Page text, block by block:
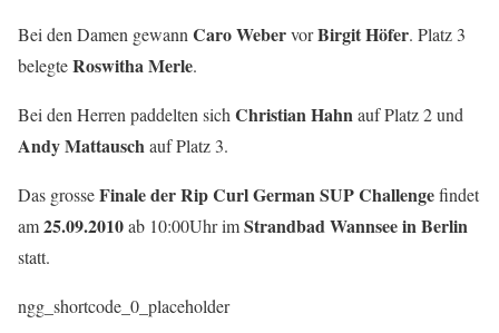
Bei den Damen gewann Caro WebervorBirgit Höfer. Platz 3
belegteRoswitha Merle.
Bei den Herren paddelten sich Christian Hahnauf Platz 2 und
Andy Mattauschauf Platz 3.
Das grosseFinale der Rip Curl German SUP Challengefindet
am25.09.2010ab 10:00Uhr imStrandbad Wannsee in Berlin
statt.
ngg_shortcode_0_placeholder